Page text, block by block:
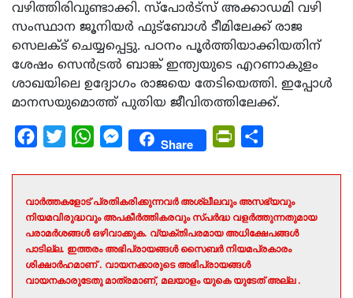
വഴിത്തിരിവുണ്ടാക്കി. സ്‌പോര്‍ട്‌സ് അക്കാഡമി വഴി
സംസ്ഥാന ജൂനിയര്‍ ഫുട്ബോള്‍ ടീമിലേക്ക് രാജ
സെലക്ട് ചെയ്യപ്പെട്ടു. പഠനം പൂര്‍ത്തിയാക്കിയതിന്
ശേഷം സെന്‍ട്രല്‍ ബാങ്ക് ഇന്ത്യയുടെ എറണാകുളം
ശാഖയിലെ ഉദ്യോഗം രാജയെ തേടിയെത്തി. ഇപ്പോള്‍
മാനസയുമൊത്ത് പുതിയ ജീവിതത്തിലേക്ക്.
Facebook
Twitter WhatsAppMessengerShare PrintFriendly
വാർത്തകളോട് പ്രതികരിക്കുന്നവർ അശ്ലീലവും അസഭ്യവും
നിയമവിരുദ്ധവും അപകീർത്തികരവും സ്പർദ്ധ വളർത്തുന്നതുമായ
പരാമർശങ്ങൾ ഒഴിവാക്കുക. വ്യക്തിപരമായ അധിക്ഷേപങ്ങൾ
പാടില്ല. ഇത്തരം അഭിപ്രായങ്ങൾ സൈബർ നിയമപ്രകാരം
ശിക്ഷാർഹമാണ് . വായനക്കാരുടെ അഭിപ്രായങ്ങൾ
വായനകാരുടേതു മാത്രമാണ്, മലയാളം യുകെ യുടേത് അല്ല .